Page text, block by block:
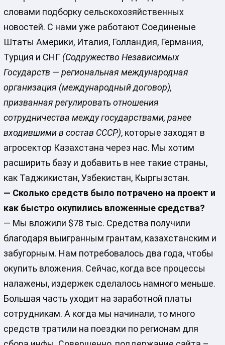
словами подборку сельскохозяйственных
новостей. С нами уже работают Соединеные
Штаты Америки, Италия, Голландия, Германия,
Турция и СНГ (Содружество Независимых
Государств — региональная международная
организация (международный договор),
призванная регулировать отношения
сотрудничества между государствами, ранее
входившими в состав СССР), которые заходят в
агросектор Казахстана через нас. Мы хотим
расширить базу и добавить в нее такие страны,
как Таджикистан, Узбекистан, Кыргызстан.
— Сколько средств было потрачено на проект и
как быстро окупились вложенные средства?
— Мы вложили $78 тыс. Средства получили
благодаря выигранным грантам, казахстанским и
забугорным. Нам потребовалось два года, чтобы
окупить вложения. Сейчас, когда все процессы
налажены, издержек сделалось намного меньше.
Большая часть уходит на заработной платы
сотрудникам. А когда мы начинали, то много
средств тратили на поездки по регионам для